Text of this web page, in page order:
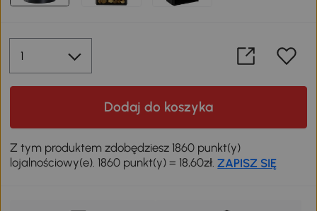
Dodaj do koszyka
Z tym produktem zdobędziesz 1860 punkt(y)
lojalnościowy(e). 1860 punkt(y) = 18,60zł.ZAPISZ SIĘ